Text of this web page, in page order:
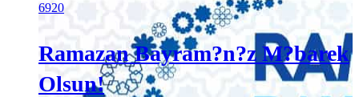
6920
Ramazan Bayram?n?z M?barek
Olsun!